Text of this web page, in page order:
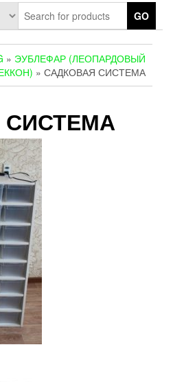
GO
» ЭУБЛЕФАР (ЛЕОПАРДОВЫЙ
» САДКОВАЯ СИСТЕМА